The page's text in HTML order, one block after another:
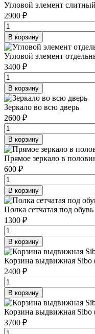
Угловой элемент
2900 ₽
В корзину
Угловой элемент
3400 ₽
В корзину
Зеркало во всю дверь
2600 ₽
В корзину
Прямое зеркало в
600 ₽
В корзину
Полка сетчатая под обувь
1300 ₽
В корзину
Корзина выдвижная Sibo
2400 ₽
В корзину
Корзина выдвижная Sibo
3700 ₽